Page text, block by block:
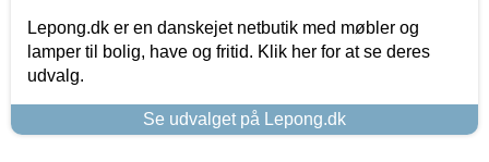
Lepong.dk er en danskejet netbutik med møbler og
lamper til bolig, have og fritid. Klik her for at se deres
udvalg.
Se udvalget på Lepong.dk